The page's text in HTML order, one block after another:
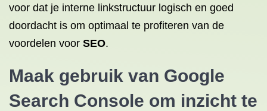
voor dat je interne linkstructuur logisch en goed
doordacht is om optimaal te profiteren van de
voordelen voor SEO.
Maak gebruik van Google
Search Console om inzicht te